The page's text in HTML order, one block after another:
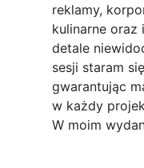
reklamy,
kulinarne oraz
detale
sesji staram
gwarantując
w każdy
W moim